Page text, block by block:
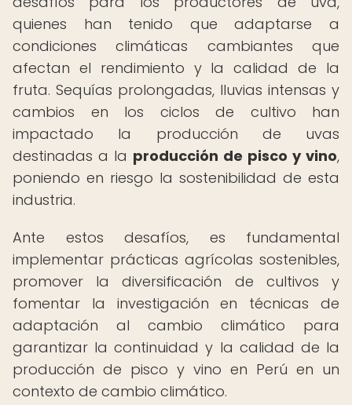
quienes han tenido que adaptarse a
condiciones climáticas cambiantes que
afectan el rendimiento y la calidad de la
fruta. Sequías prolongadas, lluvias intensas y
cambios en los ciclos de cultivo han
impactado la producción de uvas
destinadas a la producción de pisco y vino,
poniendo en riesgo la sostenibilidad de esta
industria.
Ante estos desafíos, es fundamental
implementar prácticas agrícolas sostenibles,
promover la diversificación de cultivos y
fomentar la investigación en técnicas de
adaptación al cambio climático para
garantizar la continuidad y la calidad de la
producción de pisco y vino en Perú en un
contexto de cambio climático.